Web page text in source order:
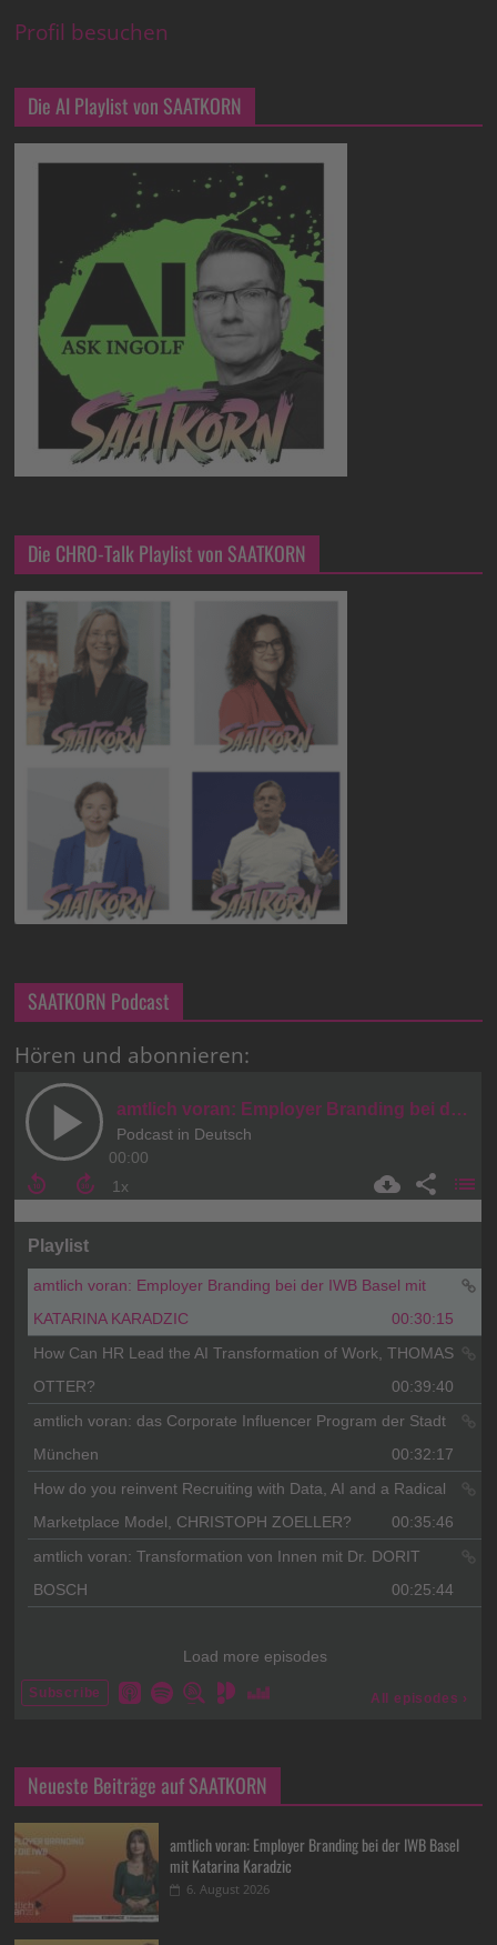
Profil besuchen
Die AI Playlist von SAATKORN
Die CHRO-Talk Playlist von SAATKORN
SAATKORN Podcast
Hören und abonnieren:
Neueste Beiträge auf SAATKORN
amtlich voran: Employer Branding bei der IWB Basel
mit Katarina Karadzic
6. August 2026